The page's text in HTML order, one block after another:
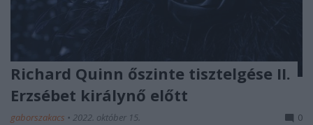
Richard Quinn őszinte tisztelgése II.
Erzsébet királynő előtt
gaborszakacs • 2022. október 15. 0